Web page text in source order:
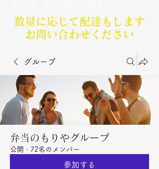
数量に応じて配達もします​
お問い合わせください
グループ
弁当のもりやグループ
公開 · 72名のメンバー
参加する